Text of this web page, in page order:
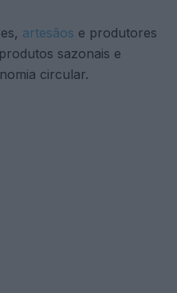
artesãos e produtores
sazonais e
circular.